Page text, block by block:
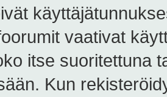
vaativat
itse suoritettuna
Kun